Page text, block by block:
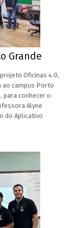
Grande
Oficinas 4.0,
ao campus Porto
para conhecer o
Alyne
do Aplicativo